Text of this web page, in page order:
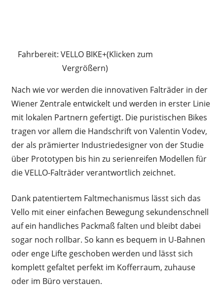
Fahrbereit: VELLO BIKE+(Klicken zum
Vergrößern)
Nach wie vor werden die innovativen Falträder in der
Wiener Zentrale entwickelt und werden in erster Linie
mit lokalen Partnern gefertigt. Die puristischen Bikes
tragen vor allem die Handschrift von Valentin Vodev,
der als prämierter Industriedesigner von der Studie
über Prototypen bis hin zu serienreifen Modellen für
die VELLO-Falträder verantwortlich zeichnet.
Dank patentiertem Faltmechanismus lässt sich das
Vello mit einer einfachen Bewegung sekundenschnell
auf ein handliches Packmaß falten und bleibt dabei
sogar noch rollbar. So kann es bequem in U-Bahnen
oder enge Lifte geschoben werden und lässt sich
komplett gefaltet perfekt im Kofferraum, zuhause
oder im Büro verstauen.